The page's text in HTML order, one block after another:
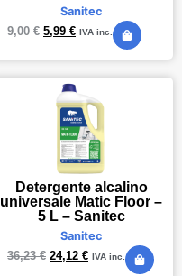
Sanitec
9,00€ 5,99 € IVA inc.
Detergente alcalino
universale Matic Floor –
5 L – Sanitec
Sanitec
36,23€ 24,12 € IVA inc.